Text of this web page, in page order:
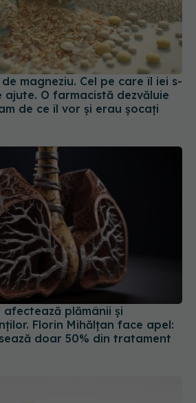
magneziu. Cel pe care îl iei s-
ajute. O farmacistă dezvăluie
de ce îl vor și erau șocați
afectează plămânii și
Florin Mihălţan face apel:
doar 50% din tratament